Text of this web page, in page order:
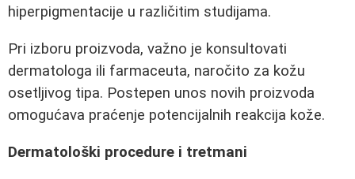
hiperpigmentacije u različitim studijama.
Pri izboru proizvoda, važno je konsultovati
dermatologa ili farmaceuta, naročito za kožu
osetljivog tipa. Postepen unos novih proizvoda
omogućava praćenje potencijalnih reakcija kože.
Dermatološki procedure i tretmani